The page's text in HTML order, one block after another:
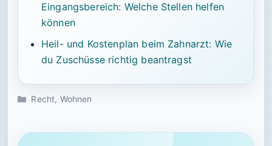
Eingangsbereich: Welche Stellen helfen
können
Heil- und Kostenplan beim Zahnarzt: Wie
du Zuschüsse richtig beantragst
Kategorien
Recht, Wohnen